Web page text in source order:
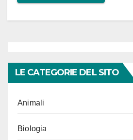
LE CATEGORIE DEL SITO
Animali
Biologia